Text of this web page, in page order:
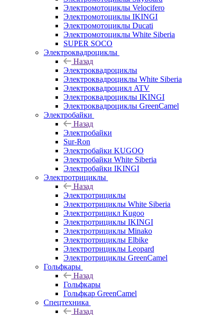
Электромотоциклы Velocifero
Электромотоциклы IKINGI
Электромотоциклы Ducati
Электромотоциклы White Siberia
SUPER SOCO
Электроквадроциклы
Назад
Электроквадроциклы
Электроквадроциклы White Siberia
Электроквадроцикл ATV
Электроквадроциклы IKINGI
Электроквадроциклы GreenCamel
Электробайки
Назад
Электробайки
Sur-Ron
Электробайки KUGOO
Электробайки White Siberia
Электробайки IKINGI
Электротрициклы
Назад
Электротрициклы
Электротрициклы White Siberia
Электротрицикл Kugoo
Электротрициклы IKINGI
Электротрициклы Minako
Электротрициклы Elbike
Электротрициклы Leopard
Электротрициклы GreenCamel
Гольфкары
Назад
Гольфкары
Гольфкар GreenCamel
Спецтехника
Назад